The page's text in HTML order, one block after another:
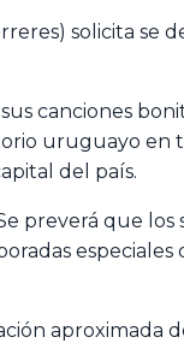
solicita se
canciones
uruguayo en
del país.
preverá que los
especiales
aproximada